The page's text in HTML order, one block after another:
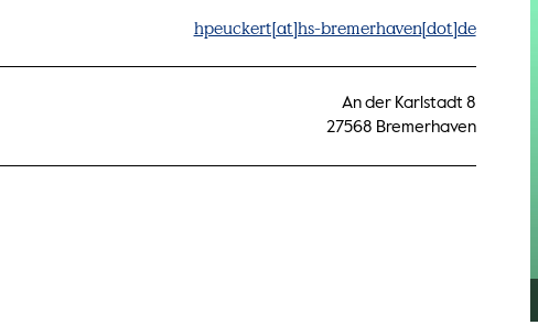
hpeuckert[at]hs-bremerhaven[dot]de
An der Karlstadt 8
27568 Bremerhaven